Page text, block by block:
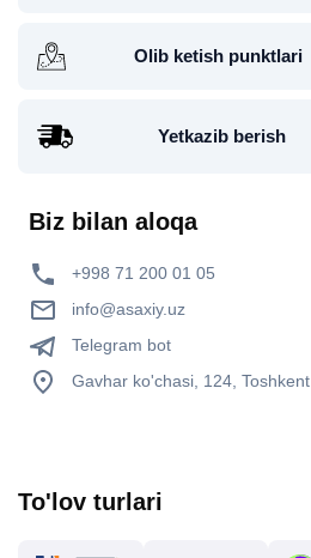
Olib ketish punktlari
Yetkazib berish
Biz bilan aloqa
+998 71 200 01 05
info@asaxiy.uz
Telegram bot
Gavhar ko'chasi, 124, Toshkent
To'lov turlari